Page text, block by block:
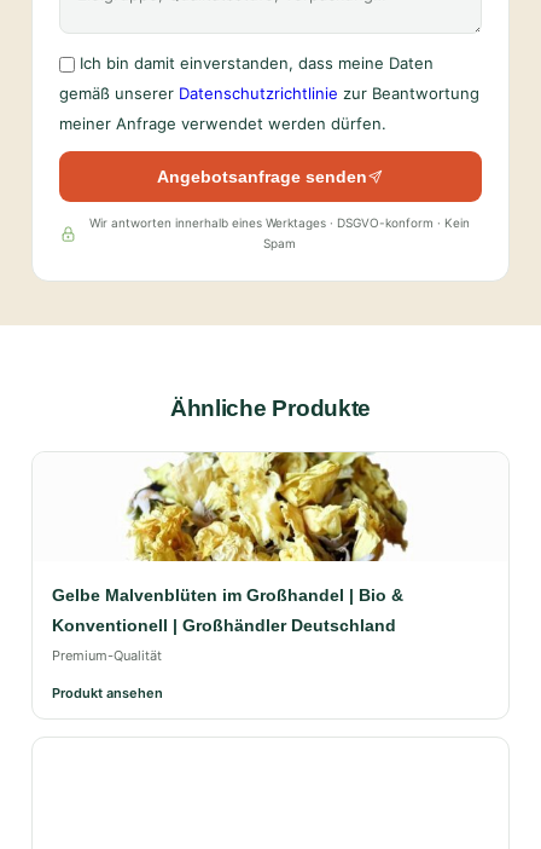
Ich bin damit einverstanden, dass meine Daten
gemäß unserer Datenschutzrichtlinie zur Beantwortung
meiner Anfrage verwendet werden dürfen.
Angebotsanfrage senden
Wir antworten innerhalb eines Werktages · DSGVO-konform · Kein
Spam
Ähnliche Produkte
Gelbe Malvenblüten im Großhandel | Bio &
Konventionell | Großhändler Deutschland
Premium-Qualität
Produkt ansehen